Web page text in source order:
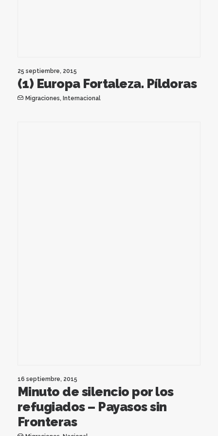
25 septiembre, 2015
(1) Europa Fortaleza. Píldoras
Migraciones, Internacional
16 septiembre, 2015
Minuto de silencio por los
refugiados – Payasos sin
Fronteras